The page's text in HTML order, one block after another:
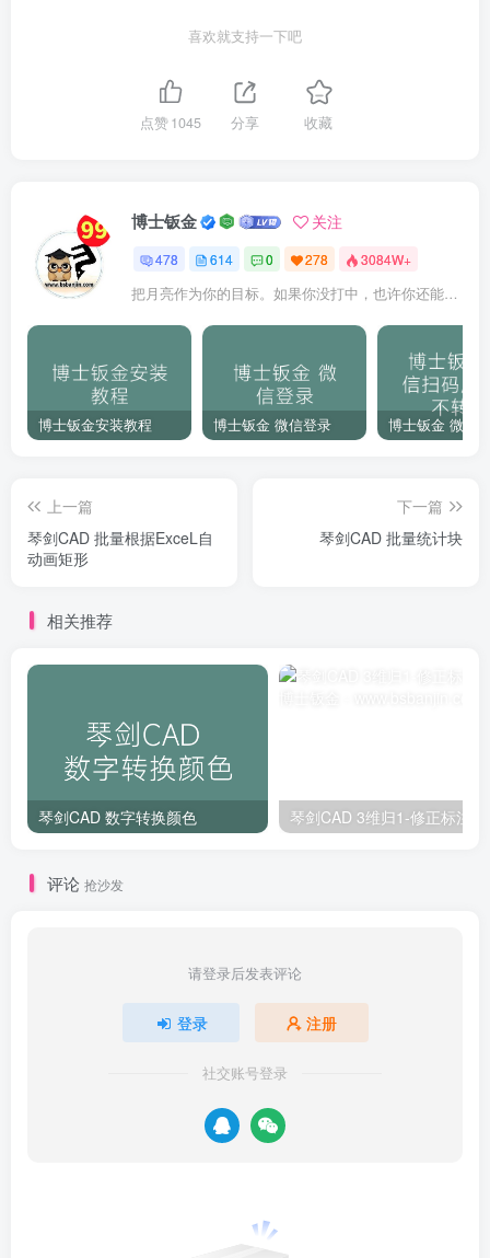
喜欢就支持一下吧
点赞1045 分享 收藏
博士钣金 关注
478 614 0 278 3084W+
把月亮作为你的目标。如果你没打中，也许你还能打中星星
博士钣金安装教程 博士钣金 微信登录
上一篇
琴剑CAD 批量根据ExceL自
动画矩形
下一篇
琴剑CAD 批量统计块
相关推荐
琴剑CAD 数字转换颜色 琴剑CAD 3维归1-修正标注
评论 抢沙发
请登录后发表评论
登录 注册
社交账号登录